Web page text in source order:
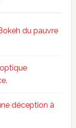
du pauvre
déception à